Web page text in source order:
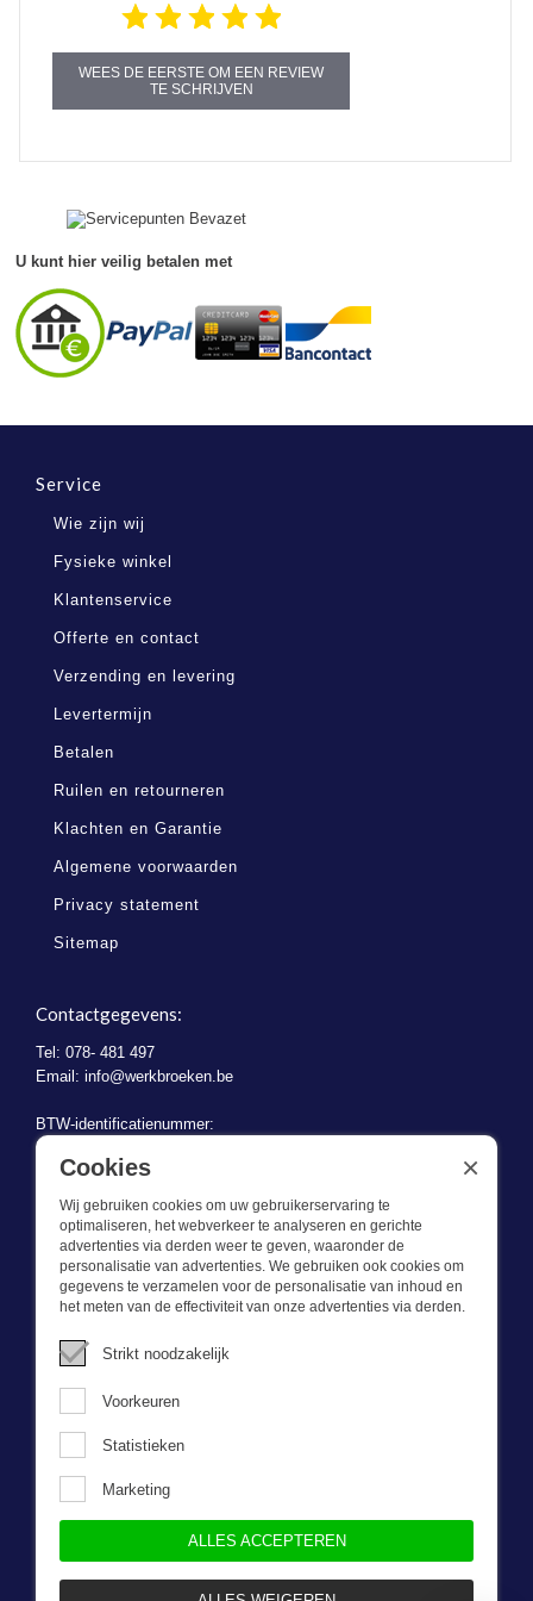
WEES DE EERSTE OM EEN REVIEW
TE SCHRIJVEN
U kunt hier veilig betalen met
Service
Wie zijn wij
Fysieke winkel
Klantenservice
Offerte en contact
Verzending en levering
Levertermijn
Betalen
Ruilen en retourneren
Klachten en Garantie
Algemene voorwaarden
Privacy statement
Sitemap
Contactgegevens:
Tel: 078- 481 497
Email: info@werkbroeken.be
BTW-identificatienummer:
BE 0721.730.280
Wat we doen
Deze webshop is onderdeel van BEVAZET BV. Bevazet levert al
sinds 1983 bedrijfskleding aan grote en kleinere ondernemingen.
We hebben een eigen winkel/showroom in Brandwijk. Onze klanten
bieden we kwalitatief goede en sterke bedrijfskleding tegen een
scherpe prijs. Onze service is snel, we zijn voorraadhoudend,
eigen ontwerpster. Neem gerust contact met ons op.
Cookies
Wij gebruiken cookies om uw gebruikerservaring te
optimaliseren, het webverkeer te analyseren en gerichte
advertenties via derden weer te geven, waaronder de
personalisatie van advertenties. We gebruiken ook cookies om
gegevens te verzamelen voor de personalisatie van inhoud en
het meten van de effectiviteit van onze advertenties via derden.
Strikt noodzakelijk
Voorkeuren
Statistieken
Marketing
ALLES ACCEPTEREN
×